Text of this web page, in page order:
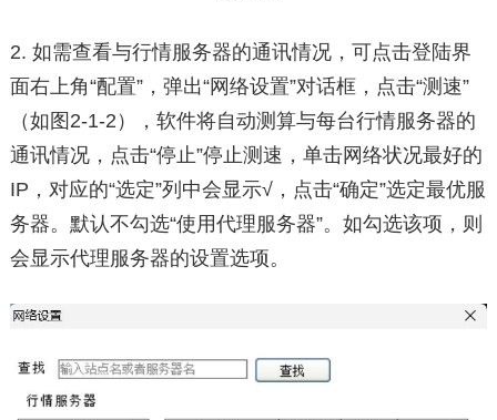
2. 如需查看与行情服务器的通讯情况，可点击登陆界
面右上角“配置”，弹出“网络设置”对话框，点击“测速”
（如图2-1-2），软件将自动测算与每台行情服务器的
通讯情况，点击“停止”停止测速，单击网络状况最好的
IP，对应的“选定”列中会显示√，点击“确定”选定最优服
务器。默认不勾选“使用代理服务器”。如勾选该项，则
会显示代理服务器的设置选项。